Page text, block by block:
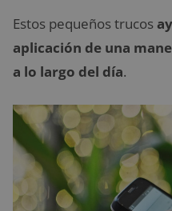
Estos pequeños trucos
aplicación de una
a lo largo del día.